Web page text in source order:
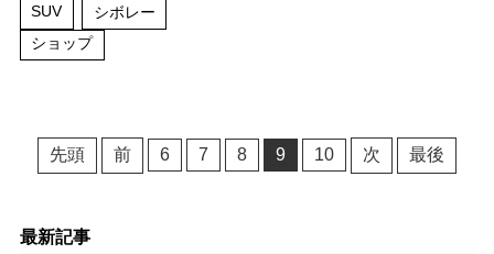
SUV
シボレー
ショップ
先頭 前 6 7 8 9 10 次 最後
最新記事